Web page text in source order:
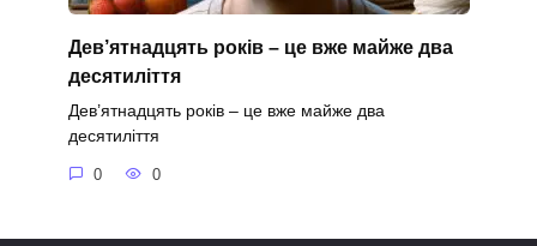
Дев’ятнадцять років – це вже майже два
десятиліття
Дев’ятнадцять років – це вже майже два
десятиліття
0 0